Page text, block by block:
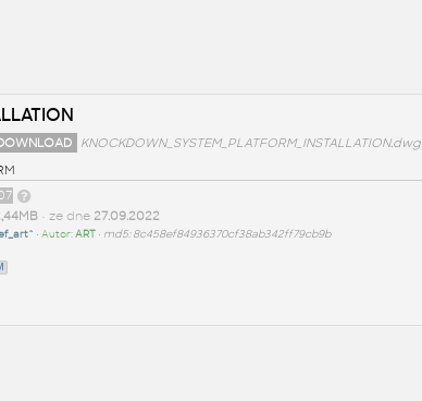
KNOCKDOWN_SYSTEM_PLATFORM_INSTALLATION.dwg
• ze dne 27.09.2022
• Autor:ART• md5: 8c458ef84936370cf38ab342ff79cb9b